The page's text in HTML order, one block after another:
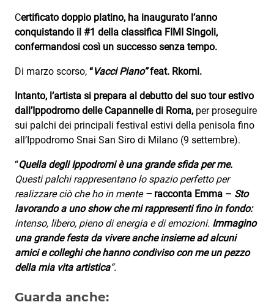
Certificato doppio platino, ha inaugurato l’anno
conquistando il #1 della classifica FIMI Singoli,
confermandosi così un successo senza tempo.
Di marzo scorso, “Vacci Piano”feat. Rkomi.
Intanto, l’artista si prepara al debutto del suo tour estivo
dall’Ippodromo delle Capannelle di Roma, per proseguire
sui palchi dei principali festival estivi della penisola fino
all’Ippodromo Snai San Siro di Milano (9 settembre).
“Quella degli Ippodromi è una grande sfida per me.
Questi palchi rappresentano lo spazio perfetto per
realizzare ciò che ho in mente– racconta Emma – Sto
lavorando a uno show che mi rappresenti fino in fondo:
intenso, libero, pieno di energia e di emozioni. Immagino
una grande festa da vivere anche insieme ad alcuni
amici e colleghi che hanno condiviso con me un pezzo
della mia vita artistica“.
Guarda anche: